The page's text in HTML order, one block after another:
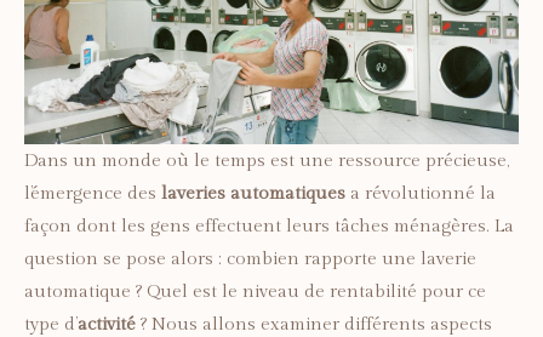
Dans un monde où le temps est une ressource précieuse,
l’émergence des laveries automatiques a révolutionné la
façon dont les gens effectuent leurs tâches ménagères. La
question se pose alors : combien rapporte une laverie
automatique ? Quel est le niveau de rentabilité pour ce
type d’activité ? Nous allons examiner différents aspects